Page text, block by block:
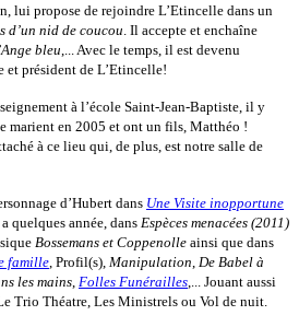
lui propose de rejoindre L’Etincelle dans un
d’un nid de coucou . Il accepte et enchaîne
bleu ,... Avec le temps, il est devenu
et président de L’Etincelle!
à l’école Saint-Jean-Baptiste, il y
marient en 2005 et ont un fils, Matthéo !
à ce lieu qui, de plus, est notre salle de
d’Hubert dans Une Visite inopportune
quelques année, dans Espèces menacées (2011)
Bossemans et Coppenolle ainsi que dans
famille , Profil(s), Manipulation De Babel à
les mains Folles Funérailles ,... Jouant aussi
Trio Théatre, Les Ministrels ou Vol de nuit.